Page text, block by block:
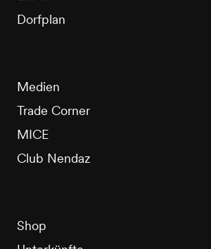
Dorfplan
Medien
Trade Corner
MICE
Club Nendaz
Shop